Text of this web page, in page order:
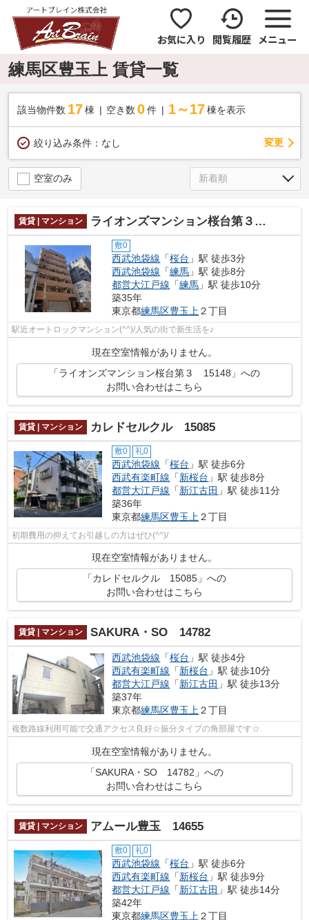
お気に入り 閲覧履歴 メニュー
練馬区豊玉上 賃貸一覧
該当物件数 17棟 空き数 0 件 1～17 棟を表示
絞り込み条件： なし 変更
空室のみ
賃貸 | マンション ライオンズマンション桜台第３ 15148
敷0
西武池袋線 「桜台 」駅 徒歩3分
西武池袋線 「練馬 」駅 徒歩8分
都営大江戸線 「練馬 」駅 徒歩10分
築35年
東京都練馬区豊玉上 ２丁目
駅近オートロックマンション(^^)/人気の街で新生活を♪
現在空室情報がありません。
「ライオンズマンション桜台第３ 15148」への
お問い合わせはこちら
賃貸 | マンション カレドセルクル 15085
敷0 礼0
西武池袋線 「桜台 」駅 徒歩6分
西武有楽町線 「新桜台 」駅 徒歩8分
都営大江戸線 「新江古田 」駅 徒歩11分
築36年
東京都練馬区豊玉上 ２丁目
初期費用の抑えてお引越しの方はぜひ(^^)/
現在空室情報がありません。
「カレドセルクル 15085」への
お問い合わせはこちら
賃貸 | マンション SAKURA・SO 14782
西武池袋線 「桜台 」駅 徒歩4分
西武有楽町線 「新桜台 」駅 徒歩10分
都営大江戸線 「新江古田 」駅 徒歩13分
築37年
東京都練馬区豊玉上 ２丁目
複数路線利用可能で交通アクセス良好☆振分タイプの角部屋です☆
現在空室情報がありません。
「SAKURA・SO 14782」への
お問い合わせはこちら
賃貸 | マンション アムール豊玉 14655
敷0 礼0
西武池袋線 「桜台 」駅 徒歩6分
西武有楽町線 「新桜台 」駅 徒歩9分
都営大江戸線 「新江古田 」駅 徒歩14分
築42年
東京都練馬区豊玉上 ２丁目